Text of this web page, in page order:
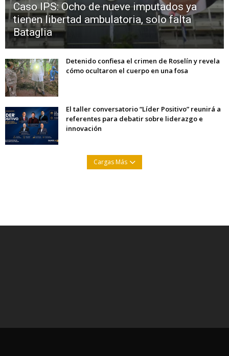
Caso IPS: Ocho de nueve imputados ya
tienen libertad ambulatoria, solo falta
Bataglia
Detenido confiesa el crimen de Roselín y revela
cómo ocultaron el cuerpo en una fosa
El taller conversatorio “Líder Positivo” reunirá a
referentes para debatir sobre liderazgo e
innovación
Cargas Más